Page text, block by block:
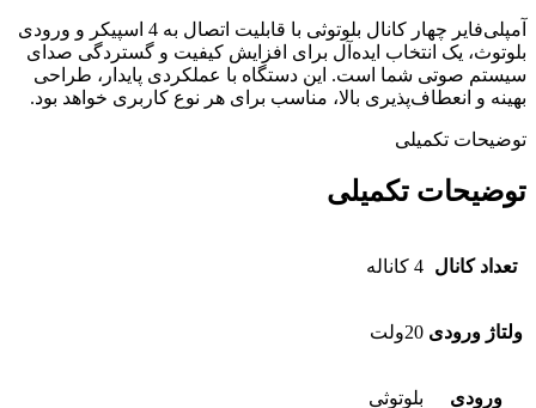
آمپلی‌فایر چهار کانال بلوتوثی با قابلیت اتصال به 4 اسپیکر و ورودی
بلوتوث، یک انتخاب ایده‌آل برای افزایش کیفیت و گستردگی صدای
سیستم صوتی شما است. این دستگاه با عملکردی پایدار، طراحی
بهینه و انعطاف‌پذیری بالا، مناسب برای هر نوع کاربری خواهد بود.
توضیحات تکمیلی
توضیحات تکمیلی
تعداد کانال 4 کاناله
ولتاژ ورودی 20ولت
ورودی بلوتوثی